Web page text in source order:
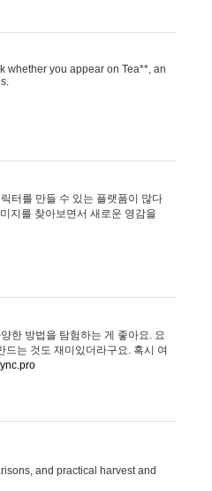
whether you appear on Tea**, an
터를 만들 수 있는 플랫폼이 많다
지를 찾아보면서 새로운 영감을
한 방법을 탐험하는 게 좋아요. 요
는 것도 재미있더라구요. 혹시 여
and practical harvest and